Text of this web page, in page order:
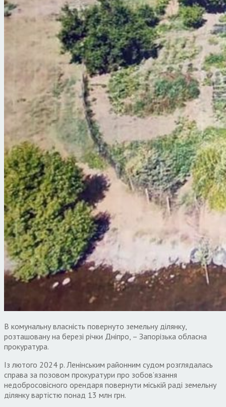
В комунальну власність повернуто земельну ділянку,
розташовану на березі річки Дніпро, – Запорізька обласна
прокуратура.
Із лютого 2024 р. Ленінським районним судом розглядалась
справа за позовом прокуратури про зобов’язання
недобросовісного орендаря повернути міській раді земельну
ділянку вартістю понад 13 млн грн.